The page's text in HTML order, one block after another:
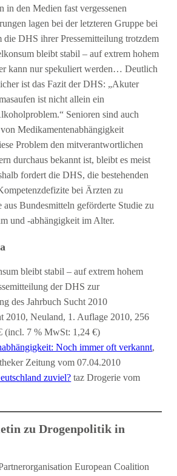
in den Medien fast vergessenen
lagen bei der letzteren Gruppe bei
die DHS ihrer Pressemitteilung trotzdem
bleibt stabil – auf extrem hohem
kann nur spekuliert werden… Deutlich
ist das Fazit der DHS: „Akuter
ist nicht allein ein
Senioren sind auch
Medikamentenabhängigkeit
Problem den mitverantwortlichen
durchaus bekannt ist, bleibt es meist
fordert die DHS, die bestehenden
bei Ärzten zu
aus Bundesmitteln geförderte Studie zu
und -abhängigkeit im Alter.
bleibt stabil – auf extrem hohem
der DHS zur
des Jahrbuch Sucht 2010
2010, Neuland, 1. Auflage 2010, 256
(incl. 7 % MwSt: 1,24 €)
Noch immer oft verkannt,
Zeitung vom 07.04.2010
zuviel? taz Drogerie vom
zu Drogenpolitik in
European Coalition